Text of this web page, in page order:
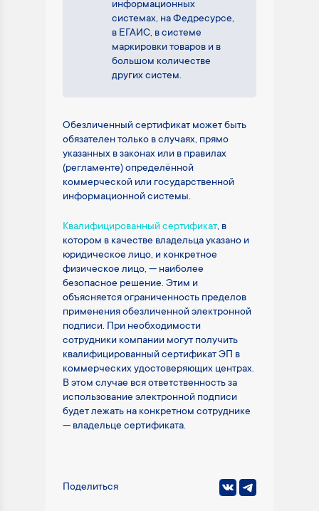
информационных
системах, на Федресурсе,
в ЕГАИС, в системе
маркировки товаров и в
большом количестве
других систем.
Обезличенный сертификат может быть
обязателен только в случаях, прямо
указанных в законах или в правилах
(регламенте) определённой
коммерческой или государственной
информационной системы.
Квалифицированный сертификат, в
котором в качестве владельца указано и
юридическое лицо, и конкретное
физическое лицо, — наиболее
безопасное решение. Этим и
объясняется ограниченность пределов
применения обезличенной электронной
подписи. При необходимости
сотрудники компании могут получить
квалифицированный сертификат ЭП в
коммерческих удостоверяющих центрах.
В этом случае вся ответственность за
использование электронной подписи
будет лежать на конкретном сотруднике
— владельце сертификата.
Поделиться